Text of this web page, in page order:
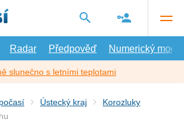
Radar Předpověď Numerický model
slunečno s letními teplotami
Ústecký kraj
Korozluky